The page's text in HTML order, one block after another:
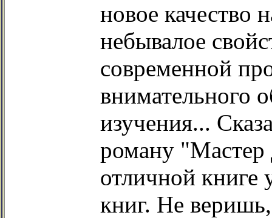
новое качество
небывалое
современной
внимательного
изучения...
роману
отличной книге
книг. Не